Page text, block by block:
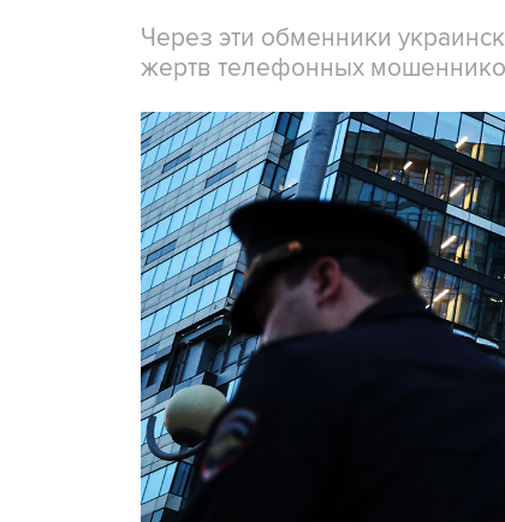
Через эти обменники
жертв телефонных